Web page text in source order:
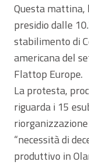
Questa mattina,
presidio dalle
stabilimento di
americana del
Flattop Europe.
La protesta,
riguarda i 15
“necessità di
produttivo in